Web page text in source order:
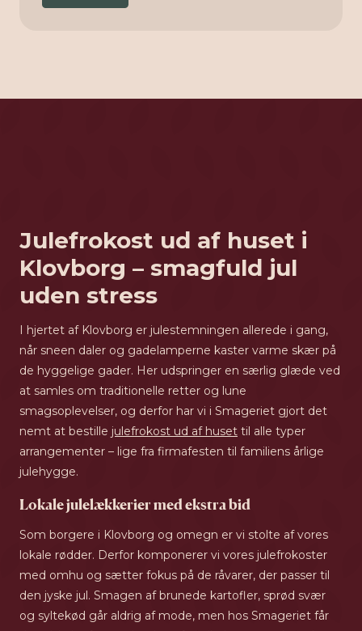
Julefrokost ud af huset i
Klovborg – smagfuld jul
uden stress
I hjertet af Klovborg er julestemningen allerede i gang,
når sneen daler og gadelamperne kaster varme skær på
de hyggelige gader. Her udspringer en særlig glæde ved
at samles om traditionelle retter og lune
smagsoplevelser, og derfor har vi i Smageriet gjort det
nemt at bestille julefrokost ud af huset til alle typer
arrangementer – lige fra firmafesten til familiens årlige
julehygge.
Lokale julelækkerier med ekstra bid
Som borgere i Klovborg og omegn er vi stolte af vores
lokale rødder. Derfor komponerer vi vores julefrokoster
med omhu og sætter fokus på de råvarer, der passer til
den jyske jul. Smagen af brunede kartofler, sprød svær
og syltekød går aldrig af mode, men hos Smageriet får